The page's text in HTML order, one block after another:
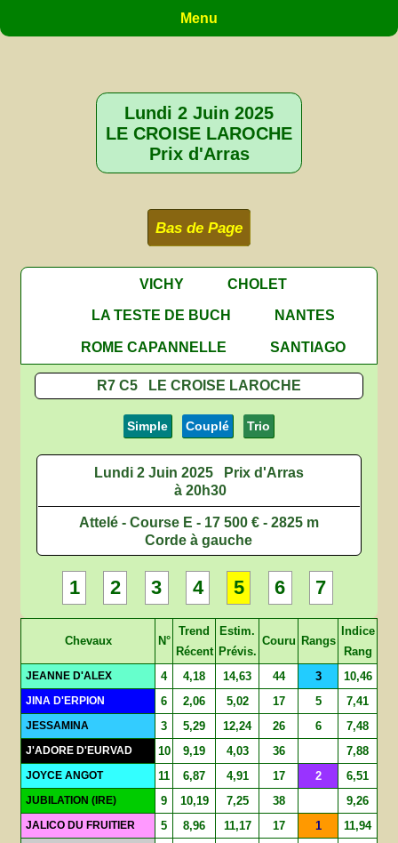
Menu
Lundi 2 Juin 2025
LE CROISE LAROCHE
Prix d'Arras
Bas de Page
VICHY
CHOLET
LA TESTE DE BUCH
NANTES
ROME CAPANNELLE
SANTIAGO
R7 C5 LE CROISE LAROCHE
Simple Couplé Trio
Lundi 2 Juin 2025
Prix d'Arras
à 20h30
Attelé - Course E - 17 500 € - 2825 m
Corde à gauche
1 2 3 4 5 6 7
Chevaux N°
Trend
Récent
Estim.
Prévis.
Couru Rangs
Indice
Rang
JEANNE D'ALEX 4 4,18 14,63 44 3 10,46
JINA D'ERPION 6 2,06 5,02 17 5 7,41
JESSAMINA 3 5,29 12,24 26 6 7,48
J'ADORE D'EURVAD 10 9,19 4,03 36 7,88
JOYCE ANGOT 11 6,87 4,91 17 2 6,51
JUBILATION (IRE) 9 10,19 7,25 38 9,26
JALICO DU FRUITIER 5 8,96 11,17 17 1 11,94